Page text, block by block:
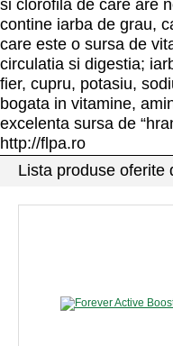
si clorofila de care are
contine iarba de grau,
care este o sursa de
circulatia si digestia;
fier, cupru, potasiu,
bogata in vitamine,
excelenta sursa de
http://flpa.ro
Lista produse oferite